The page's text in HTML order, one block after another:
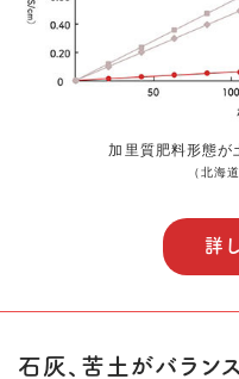
加里質肥料形態が
（北海
詳
石灰、苦土がバラン